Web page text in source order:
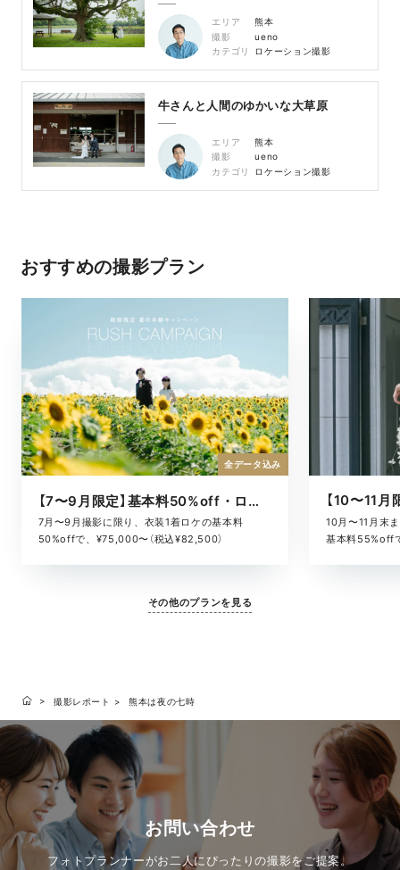
エリア
熊本
撮影
ueno
カテゴリ
ロケーション撮影
牛さんと人間のゆかいな大草原
エリア
熊本
撮影
ueno
カテゴリ
ロケーション撮影
おすすめの撮影プラン
【7〜9月限定】基本料50%off・ロケキャンペーン
7月〜9月撮影に限り、衣装1着ロケの基本料
50%offで、¥75,000〜（税込¥82,500）
全データ込み
10月〜11月末
基本料55%off
その他のプランを見る
撮影レポート 熊本は夜の七時
お問い合わせ
フォトプランナーがお二人にぴったりの撮影をご提案。